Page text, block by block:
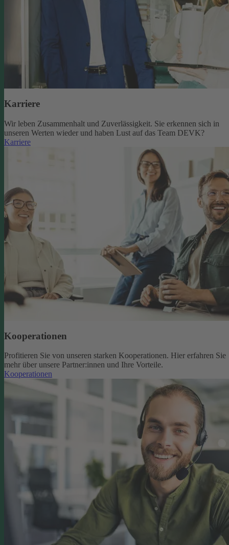
Karriere
Wir leben Zusammenhalt und Zuverlässigkeit. Sie erkennen sich in
unseren Werten wieder und haben Lust auf das Team DEVK?
Karriere
Kooperationen
Profitieren Sie von unseren starken Kooperationen. Hier erfahren Sie
mehr über unsere Partner:innen und Ihre Vorteile.
Kooperationen